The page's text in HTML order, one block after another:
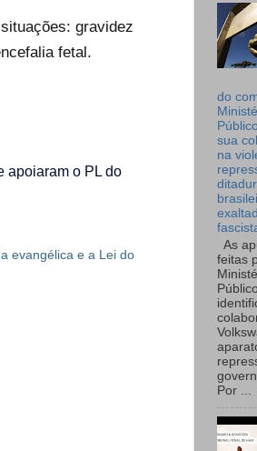
gravidez
fetal.
apoiaram o PL do
evangélica e a Lei do
do
sua
na
As
feitas
Por ...